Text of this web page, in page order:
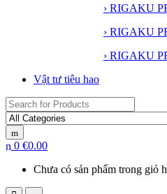
› RIGAKU
› RIGAKU
› RIGAKU
Vật tư tiêu hao
Search
for:
0 €0.00
Chưa có sản phẩm trong giỏ